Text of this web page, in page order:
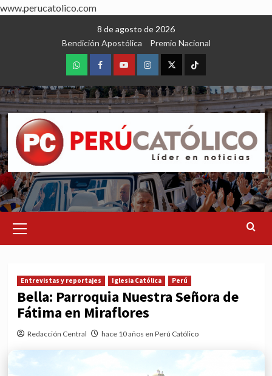
www.perucatolico.com
8 de agosto de 2026
Bendición Apostólica
Premio Nacional
WhatsAppFacebookYoutubeInstagram
X TikTok
Menu
Entrevistas y reportajes Iglesia Católica Perú
Bella: Parroquia Nuestra Señora de
Fátima en Miraflores
Redacción Central hace 10 años en Perú Católico